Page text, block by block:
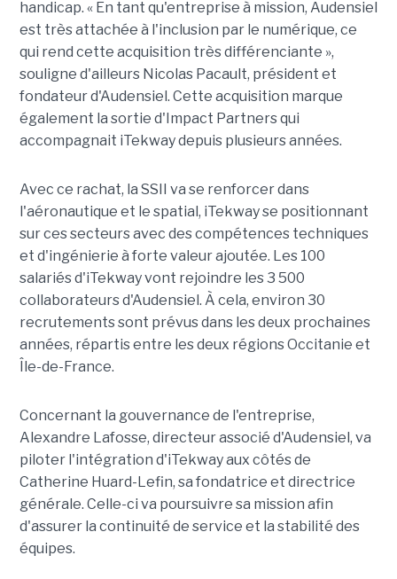
handicap. « En tant qu'entreprise à mission, Audensiel
est très attachée à l'inclusion par le numérique, ce
qui rend cette acquisition très différenciante »,
souligne d'ailleurs Nicolas Pacault, président et
fondateur d'Audensiel. Cette acquisition marque
également la sortie d'Impact Partners qui
accompagnait iTekway depuis plusieurs années.
Avec ce rachat, la SSII va se renforcer dans
l'aéronautique et le spatial, iTekway se positionnant
sur ces secteurs avec des compétences techniques
et d'ingénierie à forte valeur ajoutée. Les 100
salariés d'iTekway vont rejoindre les 3 500
collaborateurs d'Audensiel. À cela, environ 30
recrutements sont prévus dans les deux prochaines
années, répartis entre les deux régions Occitanie et
Île-de-France.
Concernant la gouvernance de l'entreprise,
Alexandre Lafosse, directeur associé d'Audensiel, va
piloter l'intégration d'iTekway aux côtés de
Catherine Huard-Lefin, sa fondatrice et directrice
générale. Celle-ci va poursuivre sa mission afin
d'assurer la continuité de service et la stabilité des
équipes.